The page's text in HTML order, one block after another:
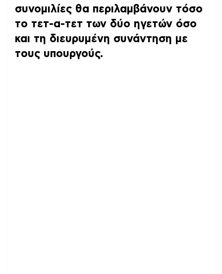
συνομιλίες θα περιλαμβάνουν τόσο
το τετ-α-τετ των δύο ηγετών όσο
και τη διευρυμένη συνάντηση με
τους υπουργούς.